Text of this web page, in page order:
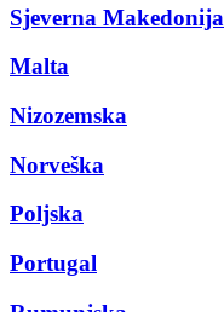
Sjeverna Makedonija
Malta
Nizozemska
Norveška
Poljska
Portugal